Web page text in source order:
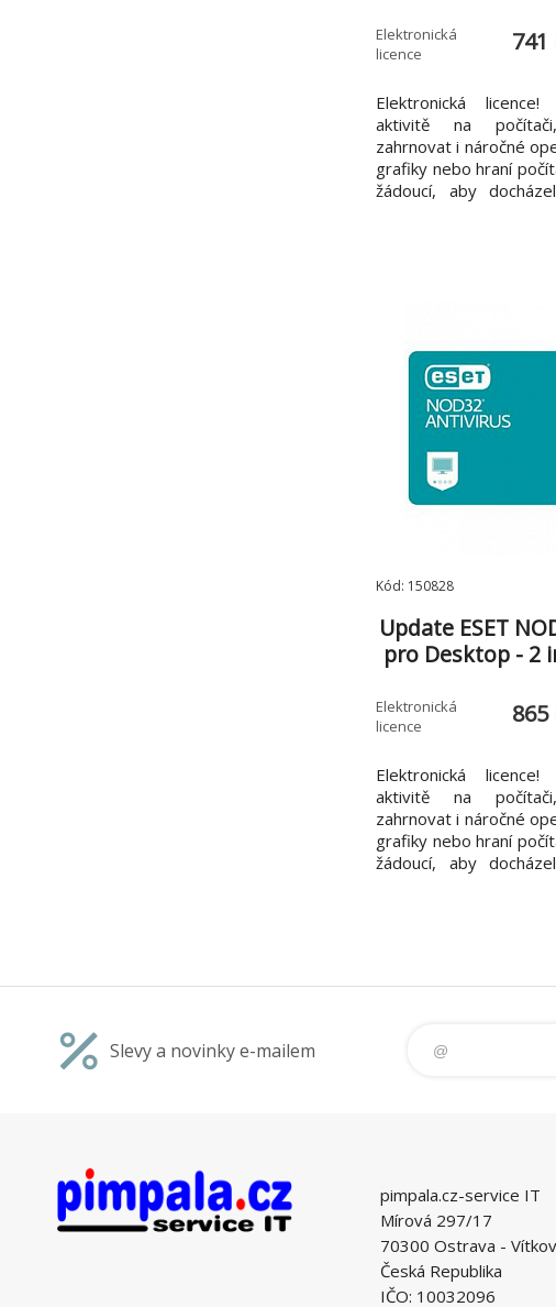
Elektronická
licence
741
Elektronická
aktivitě na
zahrnovat i náročné
grafiky nebo hraní
žádoucí, aby
Kód: 150828
Update ESET
pro Desktop - 2
Elektronická
licence
865
Elektronická
aktivitě na
zahrnovat i náročné
grafiky nebo hraní
žádoucí, aby
Slevy a novinky e-mailem
pimpala.cz-service IT
Mírová 297/17
70300 Ostrava -
Česká Republika
IČO: 10032096